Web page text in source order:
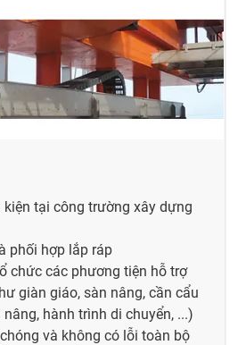
kiện tại công trường xây dựng
phối hợp lắp ráp
chức các phương tiện hỗ trợ
giàn giáo, sàn nâng, cần cẩu
hành trình di chuyển, ...)
và không có lỗi toàn bộ